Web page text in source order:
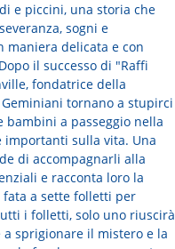
e piccini, una storia che
sogni e
delicata e con
il successo di "Raffi
fondatrice della
tornano a stupirci
a passeggio nella
sulla vita. Una
di accompagnarli alla
e racconta loro la
a sette folletti per
i folletti, solo uno riuscirà
sprigionare il mistero e la